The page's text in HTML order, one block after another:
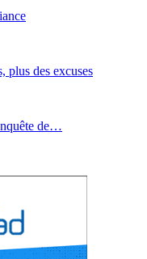
plus des excuses
de…